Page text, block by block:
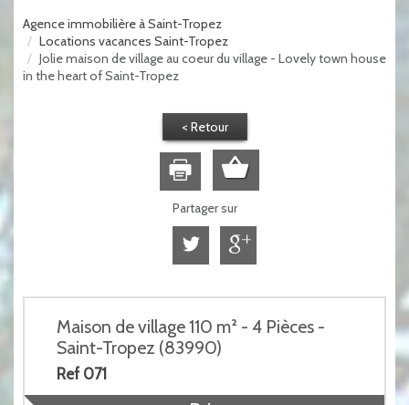
Agence immobilière à Saint-Tropez
Locations vacances Saint-Tropez
Jolie maison de village au coeur du village - Lovely town house
in the heart of Saint-Tropez
< Retour
Partager sur
Maison de village 110 m² - 4 Pièces -
Saint-Tropez (83990)
Ref 071